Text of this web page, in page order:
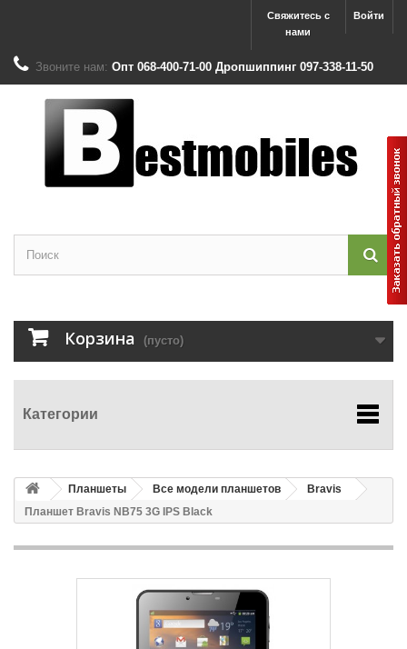
Войти
Свяжитесь с
нами
Звоните нам: Опт 068-400-71-00 Дропшиппинг 097-338-11-50
Корзина (пусто)
Категории
Планшеты Все модели планшетов
Bravis
Планшет Bravis NB75 3G IPS Black